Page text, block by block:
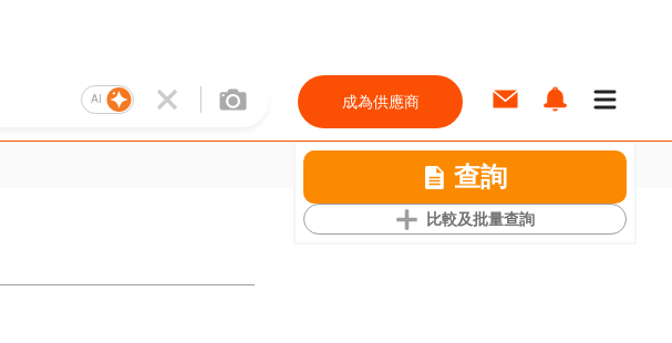
AI 成為供應商
查詢
比較及批量查詢